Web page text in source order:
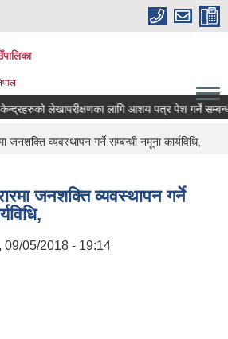
केन्द्रहरुको लेखापरीक्षणका लागि आशय पत्र पेश गर्ने
जनशक्ति व्यवस्थापन गर्ने सम्बन्धी नमूना कार्यविधि,
जनशक्ति व्यवस्थापन गर्ने
09/05/2018 - 19:14